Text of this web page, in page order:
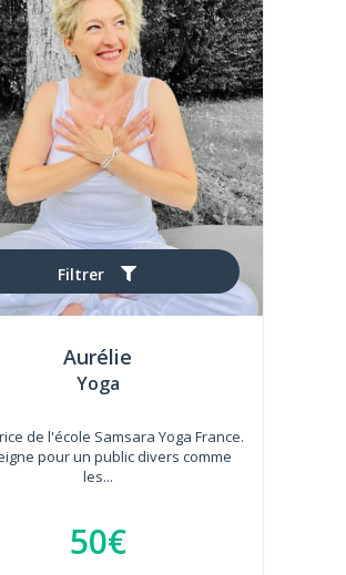
Filtrer
Aurélie
Yoga
de l'école Samsara Yoga France.
pour un public divers comme
les...
50€